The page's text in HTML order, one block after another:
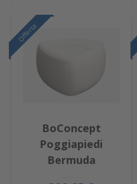
Offerta
BoConcept
Poggiapiedi
Bermuda